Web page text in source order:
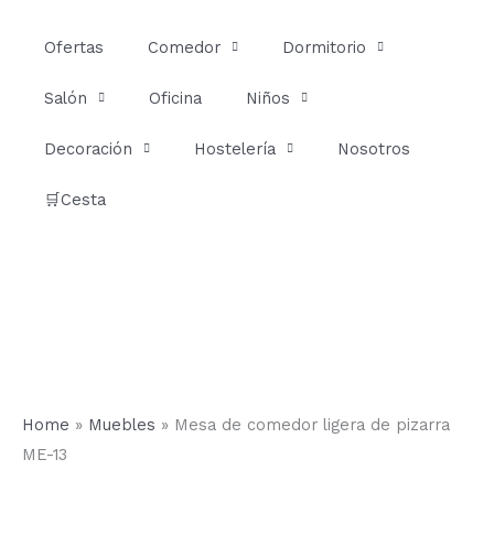
Ofertas Comedor Dormitorio
Salón Oficina Niños
Decoración Hostelería Nosotros
🛒Cesta
Home » Muebles » Mesa de comedor ligera de pizarra
ME-13